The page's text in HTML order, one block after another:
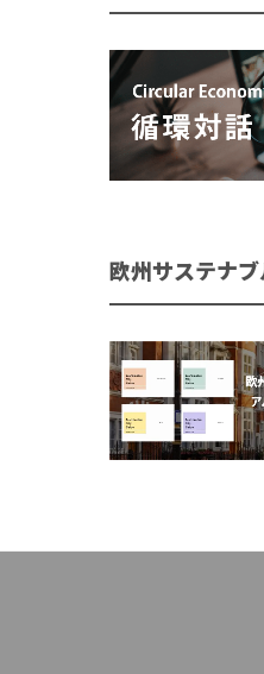
欧州サステナ